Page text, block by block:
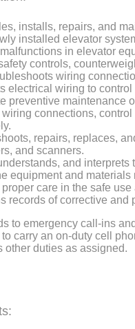
installs, repairs, and
installed elevator
in elevator
controls,
wiring
electrical wiring to
preventive maintenance
wiring connections,
repairs, replaces,
and scanners.
and
equipment and
proper care in the safe
records of corrective
to emergency call-ins
carry an on-duty cell
other duties as assigned.